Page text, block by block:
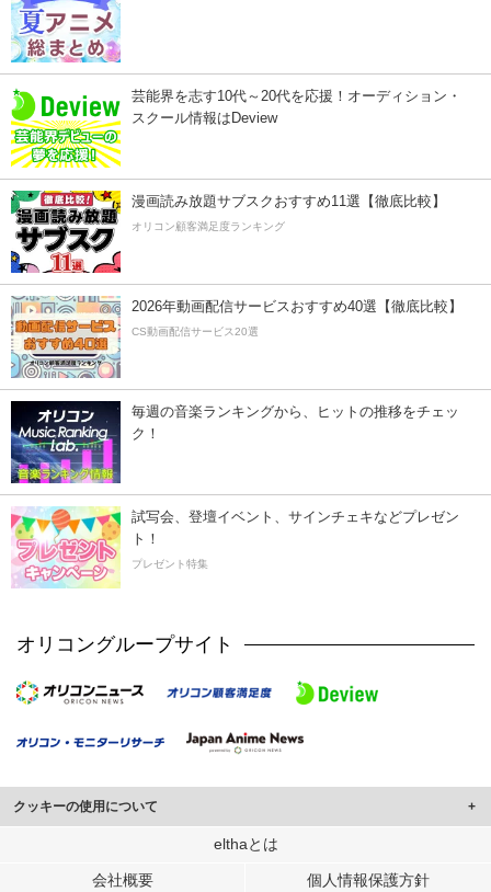
芸能界を志す10代～20代を応援！オーディション・
スクール情報はDeview
漫画読み放題サブスクおすすめ11選【徹底比較】
オリコン顧客満足度ランキング
2026年動画配信サービスおすすめ40選【徹底比較】
CS動画配信サービス20選
毎週の音楽ランキングから、ヒットの推移をチェッ
ク！
試写会、登壇イベント、サインチェキなどプレゼン
ト！
プレゼント特集
オリコングループサイト
クッキーの使用について
このサイトでは Cookie を使用して、ユーザーに合わせたコンテンツや広告の
行っています。
elthaとは
会社概要 個人情報保護方針